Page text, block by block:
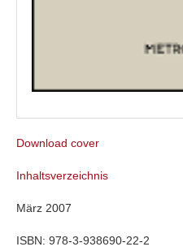
Download cover
Inhaltsverzeichnis
März 2007
ISBN: 978-3-938690-22-2